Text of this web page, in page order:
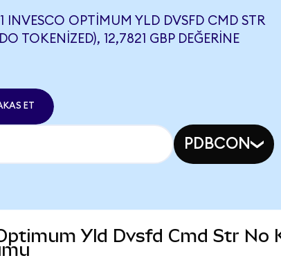
INVESCO OPTIMUM YLD DVSFD CMD STR
TOKENIZED), 12,7821 GBP DEĞERINE
ET
PDBCON
Yld Dvsfd Cmd Str No